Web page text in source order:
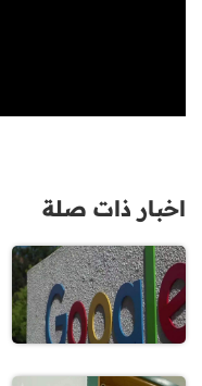
اخبار ذات صلة